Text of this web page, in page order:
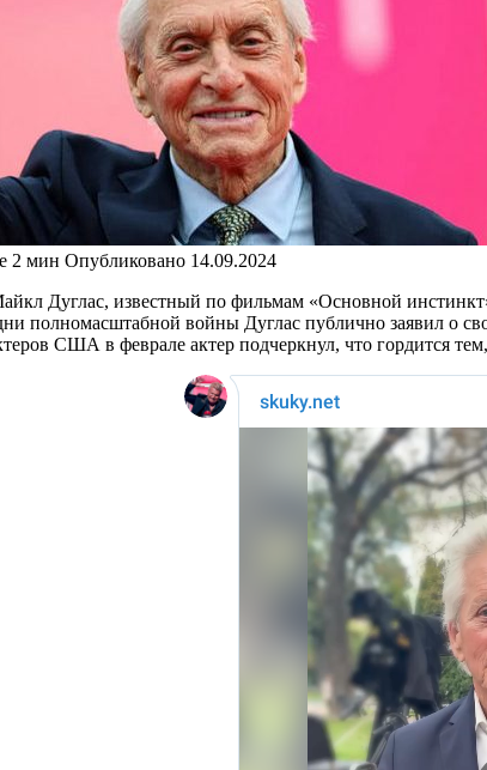
2 мин Опубликовано 14.09.2024
Дуглас, известный по фильмам «Основной
полномасштабной войны Дуглас публично заявил о
США в феврале актер подчеркнул, что гордится